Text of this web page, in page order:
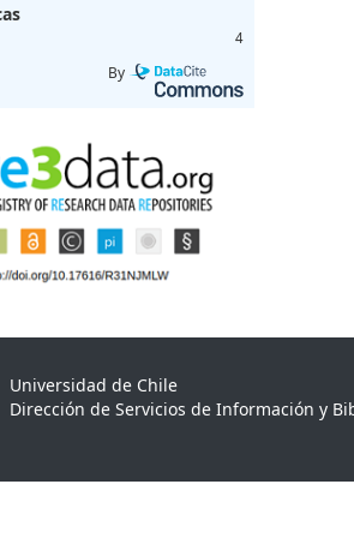
4
By
Universidad de Chile
Dirección de Servicios de Información y